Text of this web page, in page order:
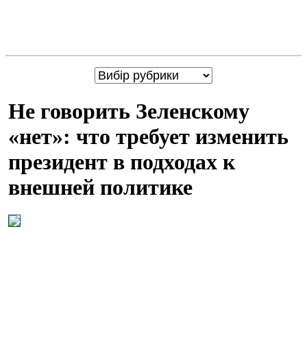
Не говорить Зеленскому
«нет»: что требует изменить
президент в подходах к
внешней политике